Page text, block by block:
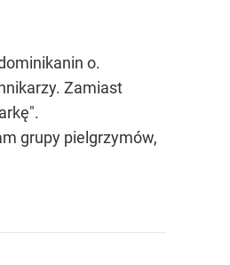
o.
Zamiast
grupy pielgrzymów,